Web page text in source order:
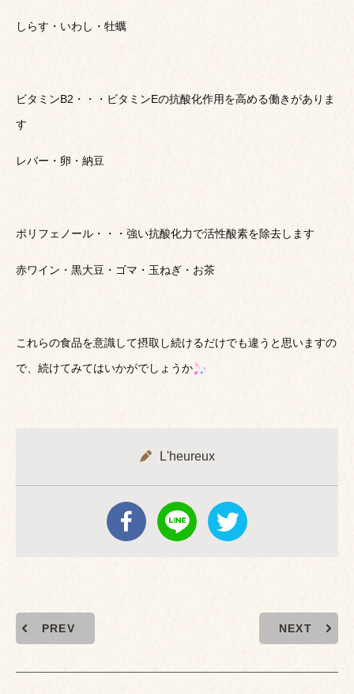
しらす・いわし・牡蠣
ビタミンB2・・・ビタミンEの抗酸化作用を高める働きがありま
す
レバー・卵・納豆
ポリフェノール・・・強い抗酸化力で活性酸素を除去します
赤ワイン・黒大豆・ゴマ・玉ねぎ・お茶
これらの食品を意識して摂取し続けるだけでも違うと思いますの
で、続けてみてはいかがでしょうか
L'heureux
PREV NEXT